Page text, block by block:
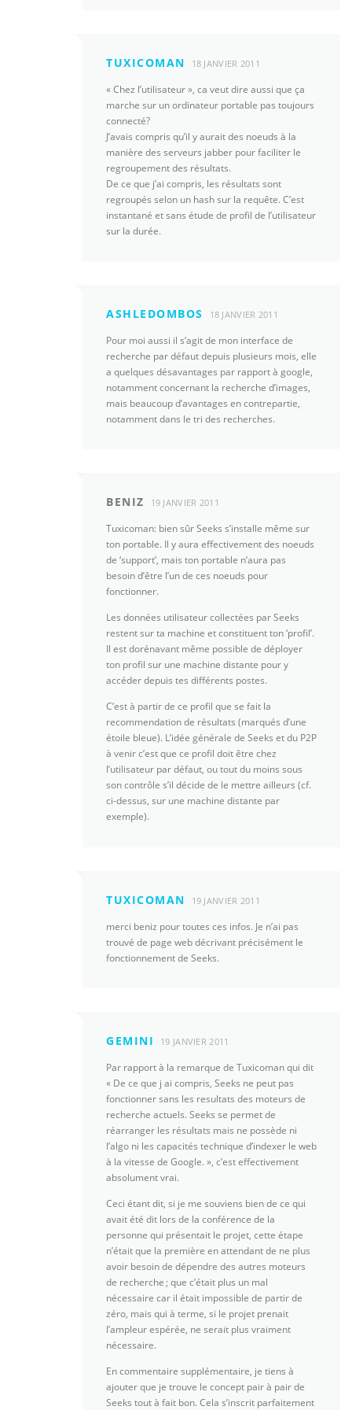
TUXICOMAN 18 JANVIER 2011
« Chez l’utilisateur », ca veut dire aussi que ça
marche sur un ordinateur portable pas toujours
connecté?
J’avais compris qu’il y aurait des noeuds à la
manière des serveurs jabber pour faciliter le
regroupement des résultats.
De ce que j’ai compris, les résultats sont
regroupés selon un hash sur la requête. C’est
instantané et sans étude de profil de l’utilisateur
sur la durée.
ASHLEDOMBOS 18 JANVIER 2011
Pour moi aussi il s’agit de mon interface de
recherche par défaut depuis plusieurs mois, elle
a quelques désavantages par rapport à google,
notamment concernant la recherche d’images,
mais beaucoup d’avantages en contrepartie,
notamment dans le tri des recherches.
BENIZ 19 JANVIER 2011
Tuxicoman: bien sûr Seeks s’installe même sur
ton portable. Il y aura effectivement des noeuds
de ‘support’, mais ton portable n’aura pas
besoin d’être l’un de ces noeuds pour
fonctionner.
Les données utilisateur collectées par Seeks
restent sur ta machine et constituent ton ‘profil’.
Il est dorénavant même possible de déployer
ton profil sur une machine distante pour y
accéder depuis tes différents postes.
C’est à partir de ce profil que se fait la
recommendation de résultats (marqués d’une
étoile bleue). L’idée générale de Seeks et du P2P
à venir c’est que ce profil doit être chez
l’utilisateur par défaut, ou tout du moins sous
son contrôle s’il décide de le mettre ailleurs (cf.
ci-dessus, sur une machine distante par
exemple).
TUXICOMAN 19 JANVIER 2011
merci beniz pour toutes ces infos. Je n’ai pas
trouvé de page web décrivant précisément le
fonctionnement de Seeks.
GEMINI 19 JANVIER 2011
Par rapport à la remarque de Tuxicoman qui dit
« De ce que j ai compris, Seeks ne peut pas
fonctionner sans les resultats des moteurs de
recherche actuels. Seeks se permet de
réarranger les résultats mais ne possède ni
l’algo ni les capacités technique d’indexer le web
à la vitesse de Google. », c’est effectivement
absolument vrai.
Ceci étant dit, si je me souviens bien de ce qui
avait été dit lors de la conférence de la
personne qui présentait le projet, cette étape
n’était que la première en attendant de ne plus
avoir besoin de dépendre des autres moteurs
de recherche ; que c’était plus un mal
nécessaire car il était impossible de partir de
zéro, mais qui à terme, si le projet prenait
l’ampleur espérée, ne serait plus vraiment
nécessaire.
En commentaire supplémentaire, je tiens à
ajouter que je trouve le concept pair à pair de
Seeks tout à fait bon. Cela s’inscrit parfaitement